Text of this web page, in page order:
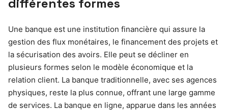
différentes formes
Une banque est une institution financière qui assure la
gestion des flux monétaires, le financement des projets et
la sécurisation des avoirs. Elle peut se décliner en
plusieurs formes selon le modèle économique et la
relation client. La banque traditionnelle, avec ses agences
physiques, reste la plus connue, offrant une large gamme
de services. La banque en ligne, apparue dans les années